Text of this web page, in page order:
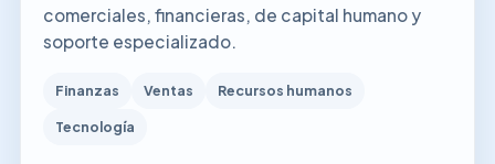
comerciales, financieras, de capital humano y
soporte especializado.
Finanzas Ventas Recursos humanos
Tecnología